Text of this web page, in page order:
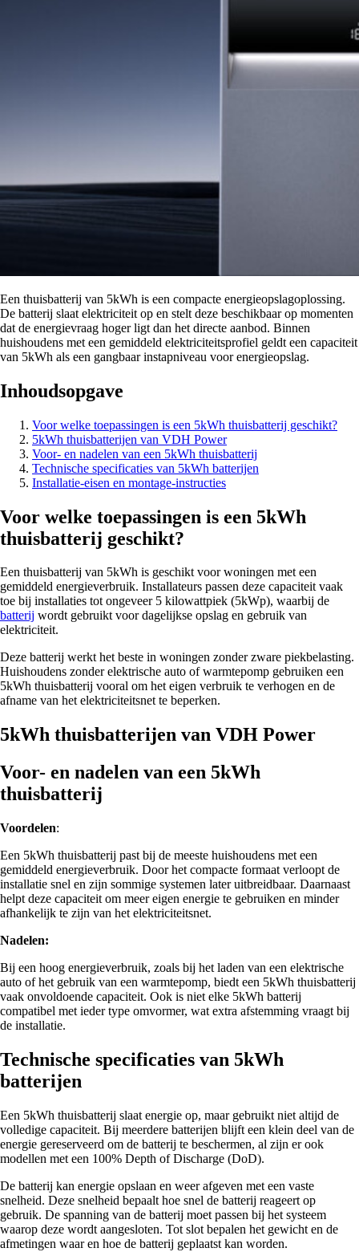
Een thuisbatterij van 5kWh is een compacte energieopslagoplossing.
De batterij slaat elektriciteit op en stelt deze beschikbaar op momenten
dat de energievraag hoger ligt dan het directe aanbod. Binnen
huishoudens met een gemiddeld elektriciteitsprofiel geldt een capaciteit
van 5kWh als een gangbaar instapniveau voor energieopslag.
Inhoudsopgave
Voor welke toepassingen is een 5kWh thuisbatterij geschikt?
5kWh thuisbatterijen van VDH Power
Voor- en nadelen van een 5kWh thuisbatterij
Technische specificaties van 5kWh batterijen
Installatie-eisen en montage-instructies
Voor welke toepassingen is een 5kWh
thuisbatterij geschikt?
Een thuisbatterij van 5kWh is geschikt voor woningen met een
gemiddeld energieverbruik. Installateurs passen deze capaciteit vaak
toe bij installaties tot ongeveer 5 kilowattpiek (5kWp), waarbij de
batterij wordt gebruikt voor dagelijkse opslag en gebruik van
elektriciteit.
Deze batterij werkt het beste in woningen zonder zware piekbelasting.
Huishoudens zonder elektrische auto of warmtepomp gebruiken een
5kWh thuisbatterij vooral om het eigen verbruik te verhogen en de
afname van het elektriciteitsnet te beperken.
5kWh thuisbatterijen van VDH Power
Voor- en nadelen van een 5kWh
thuisbatterij
Voordelen:
Een 5kWh thuisbatterij past bij de meeste huishoudens met een
gemiddeld energieverbruik. Door het compacte formaat verloopt de
installatie snel en zijn sommige systemen later uitbreidbaar. Daarnaast
helpt deze capaciteit om meer eigen energie te gebruiken en minder
afhankelijk te zijn van het elektriciteitsnet.
Nadelen:
Bij een hoog energieverbruik, zoals bij het laden van een elektrische
auto of het gebruik van een warmtepomp, biedt een 5kWh thuisbatterij
vaak onvoldoende capaciteit. Ook is niet elke 5kWh batterij
compatibel met ieder type omvormer, wat extra afstemming vraagt bij
de installatie.
Technische specificaties van 5kWh
batterijen
Een 5kWh thuisbatterij slaat energie op, maar gebruikt niet altijd de
volledige capaciteit. Bij meerdere batterijen blijft een klein deel van de
energie gereserveerd om de batterij te beschermen, al zijn er ook
modellen met een 100% Depth of Discharge (DoD).
De batterij kan energie opslaan en weer afgeven met een vaste
snelheid. Deze snelheid bepaalt hoe snel de batterij reageert op
gebruik. De spanning van de batterij moet passen bij het systeem
waarop deze wordt aangesloten. Tot slot bepalen het gewicht en de
afmetingen waar en hoe de batterij geplaatst kan worden.